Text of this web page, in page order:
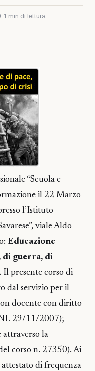
·1 min di lettura·
“Scuola e
il 22 Marzo
l’Istituto
viale Aldo
Educazione
di guerra, di
. Il presente corso di
dal servizio per il
docente con diritto
29/11/2007);
attraverso la
corso n. 27350). Ai
di frequenza